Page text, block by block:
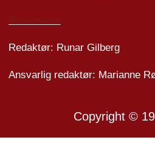
Redaktør: Runar Gilberg
Ansvarlig redaktør: Marianne
Copyright ©